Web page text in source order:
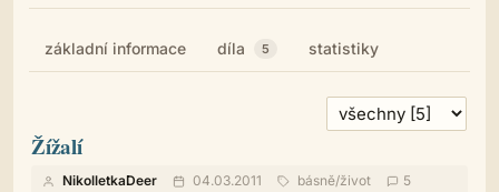
základní informace díla 5 statistiky
Žížalí
NikolletkaDeer 04.03.2011 básně/život
5